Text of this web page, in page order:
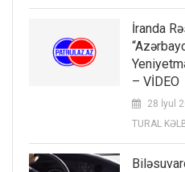
İranda
– VİDEO
28 İyul
TURAL